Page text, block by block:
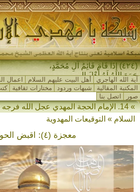
(٤٢٤) إِذَا قَامَ قَائِمُ آلِ مُحَمَّدٍ،
جَمَعَ اللهُ لَهُ أَهْلَ المَشْرِ-
آية الله الهاجري أهل البيت عليهم السلام اعمال
المكتبة المقالية
شبهات وردود مختارات ثقافية
صور
اتصل بنا
» 14. الإمام الحجة المهدي عجل الله
السلام » التوقيعات المهدوية
معجزة (٤): اقبض الحوانيت